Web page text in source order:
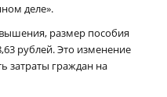
деле».
размер пособия
рублей. Это изменение
затраты граждан на